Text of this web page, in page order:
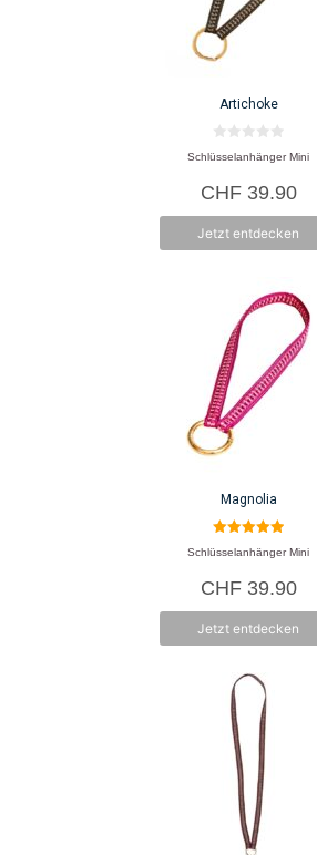
Artichoke
0
v
n
5
Schlüsselanhänger Mini
CHF39.90
Jetzt entdecken
Magnolia
5.00
von 5
Schlüsselanhänger Mini
CHF39.90
Jetzt entdecken